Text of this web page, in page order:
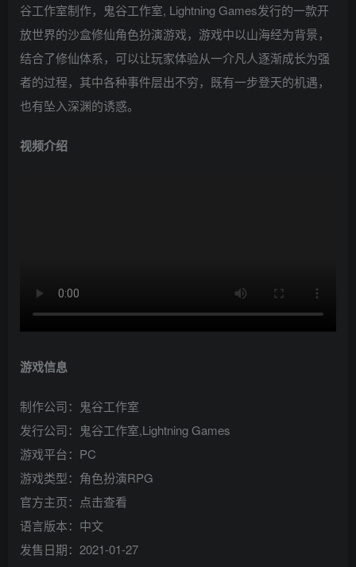
谷工作室制作，鬼谷工作室, Lightning Games发行的一款开
放世界的沙盒修仙角色扮演游戏，游戏中以山海经为背景，
结合了修仙体系，可以让玩家体验从一介凡人逐渐成长为强
者的过程，其中各种事件层出不穷，既有一步登天的机遇，
也有坠入深渊的诱惑。
视频介绍
游戏信息
制作公司：鬼谷工作室
发行公司：鬼谷工作室,Lightning Games
游戏平台：PC
游戏类型：角色扮演RPG
官方主页：点击查看
语言版本：中文
发售日期：2021-01-27